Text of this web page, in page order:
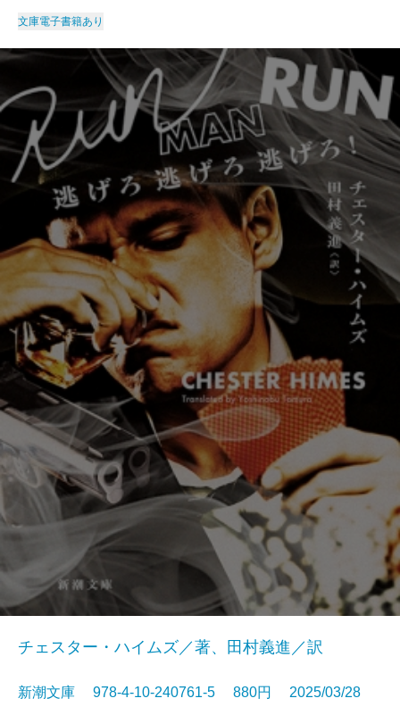
文庫電子書籍あり
チェスター・ハイムズ／著、田村義進／訳
新潮文庫 978-4-10-240761-5 880円 2025/03/28